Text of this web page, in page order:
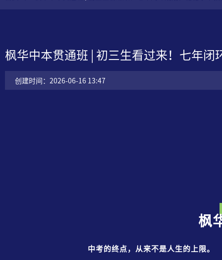
枫华中本贯通班 | 初三生看过来！七年
创建时间： 2026-06-16 13:47
枫
中考的终点，从来不是人生的上限。